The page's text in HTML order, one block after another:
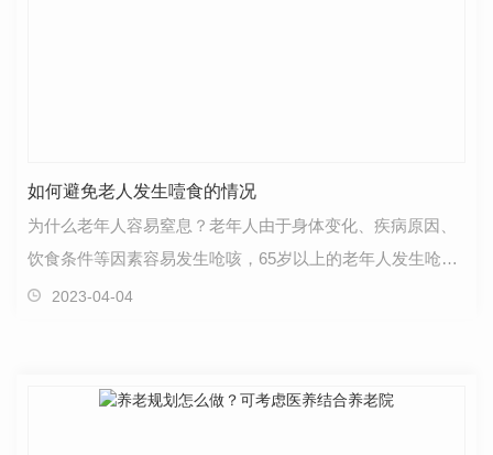
如何避免老人发生噎食的情况
为什么老年人容易窒息？老年人由于身体变化、疾病原因、
饮食条件等因素容易发生呛咳，65岁以上的老年人发生呛咳
的几率更高，风险随年龄增长而增加。1.老年人咀嚼功…
2023-04-04